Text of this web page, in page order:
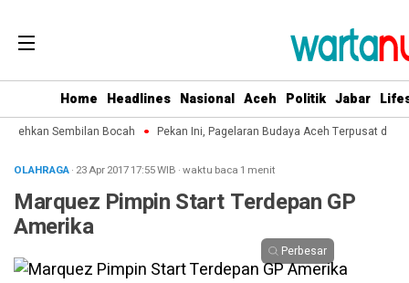
Home Headlines Nasional Aceh Politik Jabar
Sembilan Bocah Pekan Ini, Pagelaran Budaya Aceh Terpusat di Kota
OLAHRAGA· 23 Apr 201717:55WIB ·waktu baca 1 menit
Marquez Pimpin Start Terdepan GP
Amerika
Perbesar